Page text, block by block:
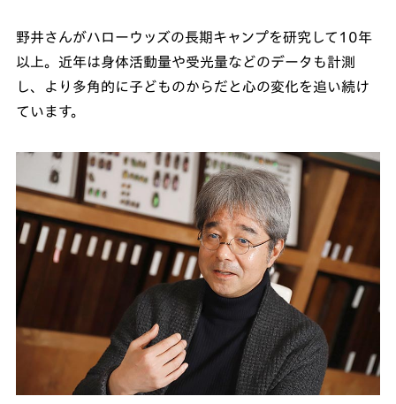
野井さんがハローウッズの長期キャンプを研究して10年
以上。近年は身体活動量や受光量などのデータも計測
し、より多角的に子どものからだと心の変化を追い続け
ています。